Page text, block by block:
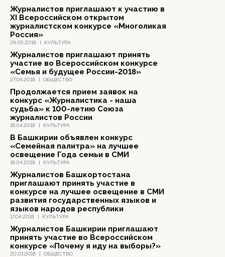
29.05.2018 | КУЛЬТУРА
Журналистов приглашают к участию в
XI Всероссийском открытом
журналистском конкурсе «Многоликая
Россия»
27.04.2018 | ОБЩЕСТВО
Журналистов приглашают принять
участие во Всероссийском конкурсе
«Семья и будущее России-2018»
18.04.2018 | КУЛЬТУРА
Продолжается прием заявок на
конкурс «Журналистика - наша
судьба» к 100-летию Союза
журналистов России
18.04.2018 | КУЛЬТУРА
В Башкирии объявлен конкурс
«Семейная палитра» на лучшее
освещение Года семьи в СМИ
17.04.2018 | КУЛЬТУРА
Журналистов Башкортостана
приглашают принять участие в
конкурсе на лучшее освещение в СМИ
развития государственных языков и
языков народов республики
20.01.2018 | ОБЩЕСТВО
Журналистов Башкирии приглашают
принять участие во Всероссийском
конкурсе «Почему я иду на выборы?»